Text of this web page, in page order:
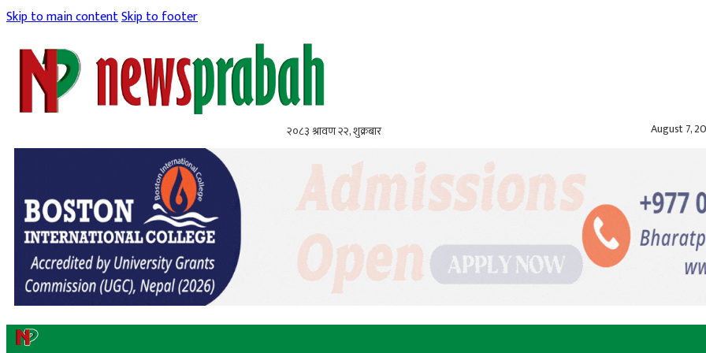
Skip to main contentSkip to footer
२०८३ श्रावण २२, शुक्रबार August 7,